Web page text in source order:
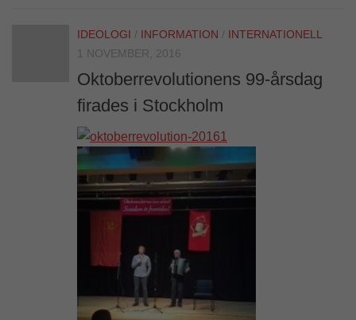
IDEOLOGI / INFORMATION / INTERNATIONELL
1 NOVEMBER, 2016
Oktoberrevolutionens 99-årsdag
firades i Stockholm